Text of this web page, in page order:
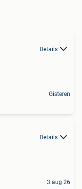
Details
Gisteren
Details
3 aug 26